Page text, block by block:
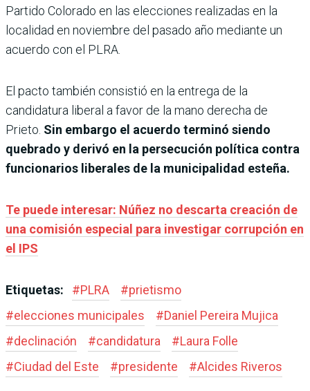
Partido Colorado en las elecciones realizadas en la
localidad en noviembre del pasado año mediante un
acuerdo con el PLRA.
El pacto también consistió en la entrega de la
candidatura liberal a favor de la mano derecha de
Prieto. Sin embargo el acuerdo terminó siendo
quebrado y derivó en la persecución política contra
funcionarios liberales de la municipalidad esteña.
Te puede interesar: Núñez no descarta creación de
una comisión especial para investigar corrupción en
el IPS
Etiquetas: #PLRA #prietismo
#elecciones municipales #Daniel Pereira Mujica
#declinación #candidatura #Laura Folle
#Ciudad del Este #presidente #Alcides Riveros